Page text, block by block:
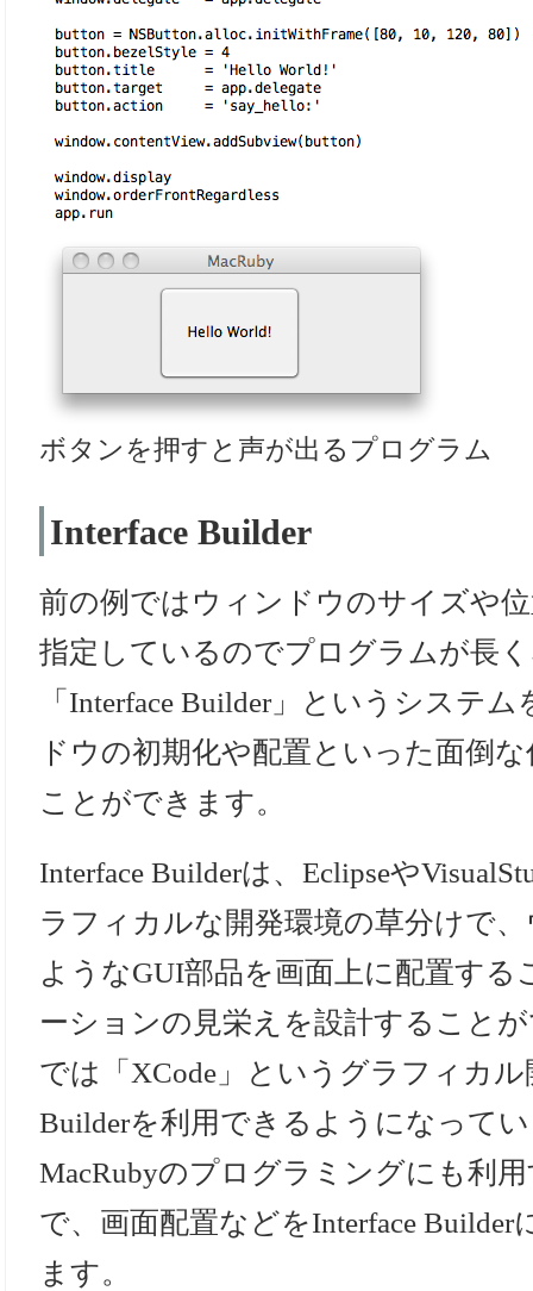
ボタンを押すと声が出るプログラム
Interface Builder
前の例ではウィンドウのサイズや
指定しているのでプログラムが長
「Interface Builder」というシステ
ドウの初期化や配置といった面倒
ことができます。
Interface Builderは、Eclipseや
ラフィカルな開発環境の草分けで
ようなGUI部品を画面上に配置す
ーションの見栄えを設計すること
では「XCode」というグラフィカル
Builderを利用できるようになって
MacRubyのプログラミングにも利
で、画面配置などをInterface
ます。